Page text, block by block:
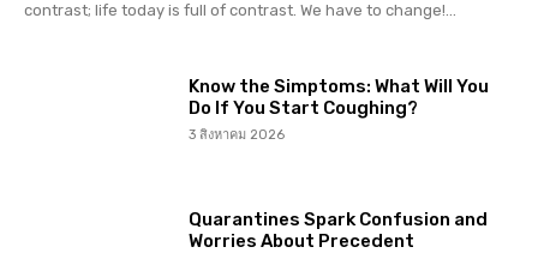
contrast; life today is full of contrast. We have to change!...
Know the Simptoms: What Will You
Do If You Start Coughing?
3 สิงหาคม 2026
Quarantines Spark Confusion and
Worries About Precedent